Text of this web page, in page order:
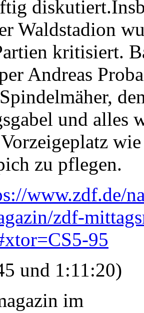
Waldstadion
kritisiert.
Andreas
und alles
zu pflegen.
www.zdf.de/
zdf-
95
und 1:11:20)